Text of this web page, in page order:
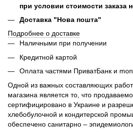
при условии стоимости заказа
Доставка "Нова пошта"
Подробнее о доставке
Наличными при получении
Кредитной картой
Оплата частями ПриватБанк и
Одной из важных составляющих
магазина является то, что
сертифицировано в Украине и
хлебобулочной и кондитерской
обеспечено санитарно –